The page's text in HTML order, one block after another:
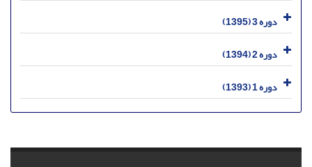
دوره 3 (1395)
دوره 2 (1394)
دوره 1 (1393)